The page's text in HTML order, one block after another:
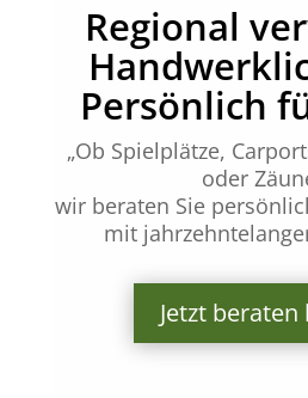
Regional
Persönlich
„Ob Spielplätze,
oder
wir beraten Sie
mit
Jetzt beraten